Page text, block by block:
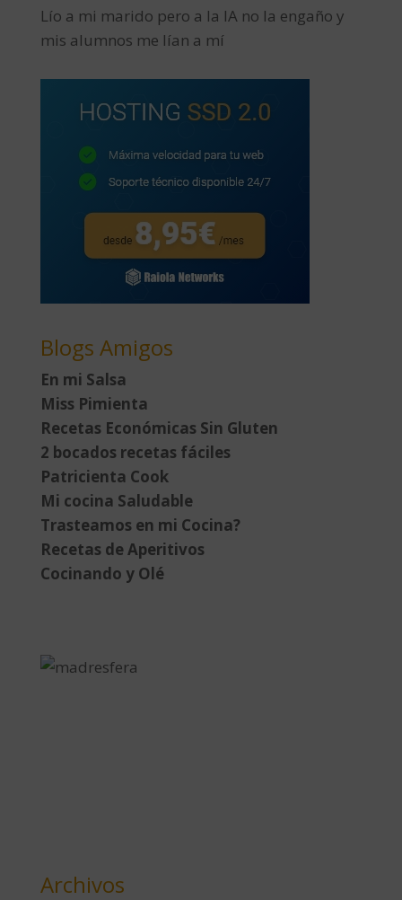
Lío a mi marido pero a la IA no la engaño y
mis alumnos me lían a mí
Blogs Amigos
En mi Salsa
Miss Pimienta
Recetas Económicas Sin Gluten
2 bocados recetas fáciles
Patricienta Cook
Mi cocina Saludable
Trasteamos en mi Cocina?
Recetas de Aperitivos
Cocinando y Olé
Archivos